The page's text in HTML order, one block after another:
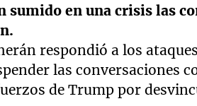
sumido en una crisis las
respondió a los
las conversaciones
de Trump por